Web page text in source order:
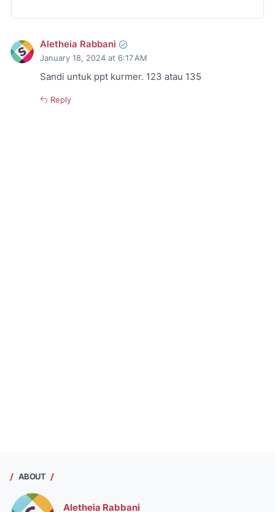
Aletheia Rabbani
January 18, 2024 at 6:17 AM
Sandi untuk ppt kurmer. 123 atau 135
Reply
ABOUT
Aletheia Rabbani